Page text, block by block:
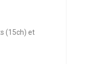
(15ch) et